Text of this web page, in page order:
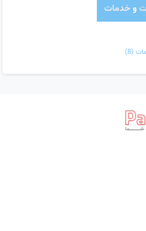
وخدمات
(8)